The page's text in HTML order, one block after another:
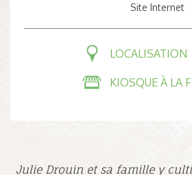
Site Internet
LOCALISATION
KIOSQUE À LA
Julie Drouin et sa famille y